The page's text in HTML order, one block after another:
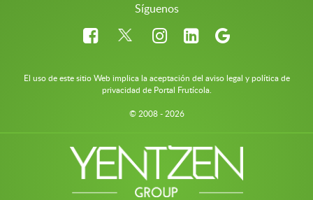
Síguenos
El uso de este sitio Web implica la aceptación del aviso legal y política de
privacidad de Portal Frutícola.
© 2008 - 2026